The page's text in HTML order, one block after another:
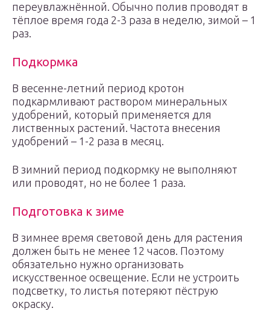
переувлажнённой. Обычно полив проводят в
тёплое время года 2-3 раза в неделю, зимой – 1
раз.
Подкормка
В весенне-летний период кротон
подкармливают раствором минеральных
удобрений, который применяется для
лиственных растений. Частота внесения
удобрений – 1-2 раза в месяц.
В зимний период подкормку не выполняют
или проводят, но не более 1 раза.
Подготовка к зиме
В зимнее время световой день для растения
должен быть не менее 12 часов. Поэтому
обязательно нужно организовать
искусственное освещение. Если не устроить
подсветку, то листья потеряют пёструю
окраску.